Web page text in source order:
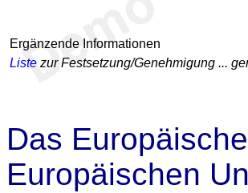
Ergänzende Informationen
Liste zur Festsetzung/Genehmigung ...
Das
Europäischen